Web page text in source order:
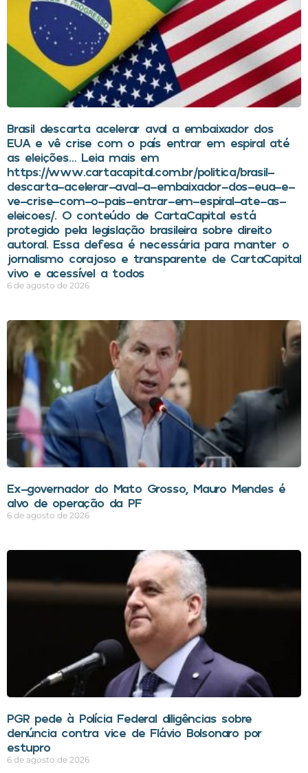
Brasil descarta acelerar aval a embaixador dos
EUA e vê crise com o país entrar em espiral até
as eleições… Leia mais em
https://www.cartacapital.com.br/politica/brasil-
descarta-acelerar-aval-a-embaixador-dos-eua-e-
ve-crise-com-o-pais-entrar-em-espiral-ate-as-
eleicoes/. O conteúdo de CartaCapital está
protegido pela legislação brasileira sobre direito
autoral. Essa defesa é necessária para manter o
jornalismo corajoso e transparente de CartaCapital
vivo e acessível a todos
6 de agosto de 2026
Ex-governador do Mato Grosso, Mauro Mendes é
alvo de operação da PF
6 de agosto de 2026
PGR pede à Polícia Federal diligências sobre
denúncia contra vice de Flávio Bolsonaro por
estupro
6 de agosto de 2026